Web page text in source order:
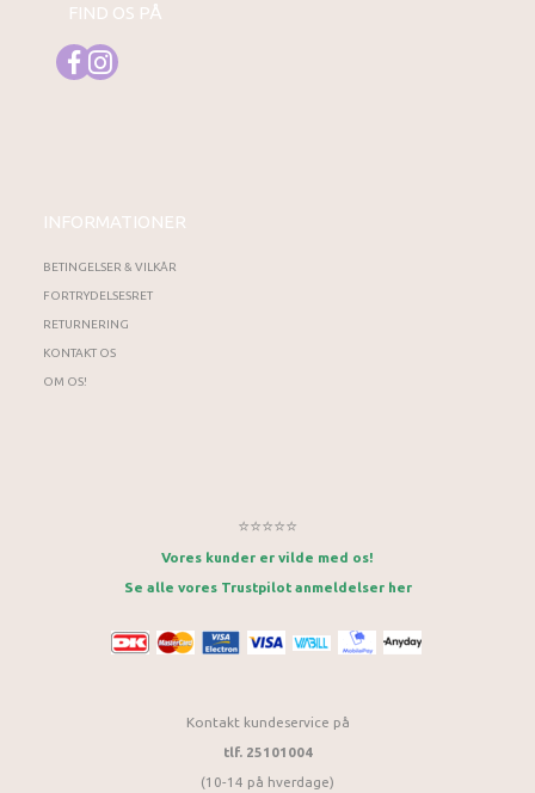
FIND OS PÅ
INFORMATIONER
BETINGELSER & VILKÅR
FORTRYDELSESRET
RETURNERING
KONTAKT OS
OM OS!
⭐⭐⭐⭐⭐
Vores kunder er vilde med os!
Se alle vores Trustpilot anmeldelser her
Kontakt kundeservice på
tlf. 25101004
(10-14 på hverdage)